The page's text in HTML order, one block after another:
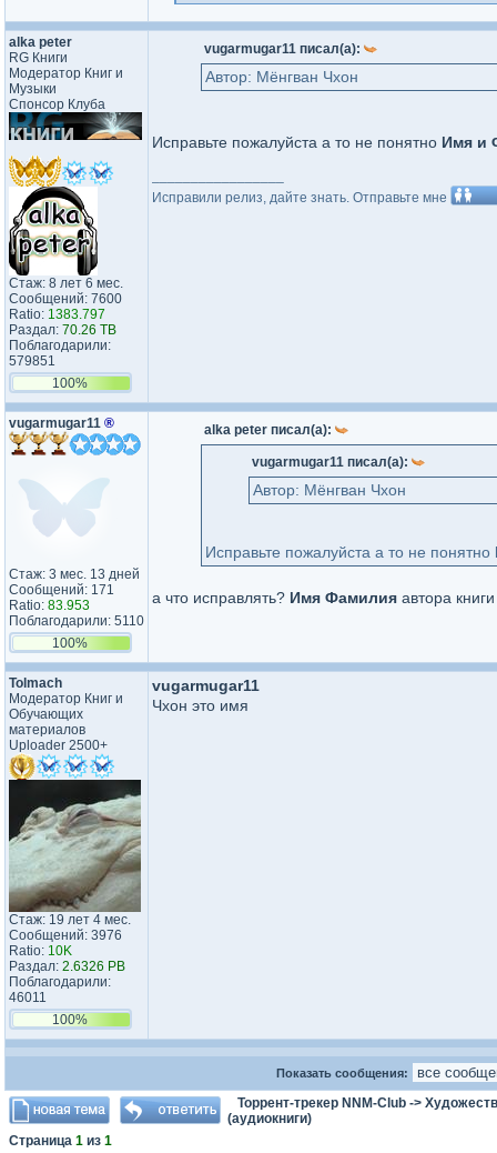
alka peter
RG Книги
Модератор Книг и
Музыки
Спонсор Клуба
Стаж: 8 лет 6 мес.
Сообщений: 7600
Ratio: 1383.797
Раздал: 70.26 TB
Поблагодарили:
579851
100%
vugarmugar11 писал(а):
Автор: Мёнгван Чхон
Исправьте пожалуйста а то не понятно Имя и
Исправили релиз, дайте знать. Отправьте мне
vugarmugar11 ®
Стаж: 3 мес. 13 дней
Сообщений: 171
Ratio: 83.953
Поблагодарили: 5110
100%
alka peter писал(а):
vugarmugar11 писал(а):
Автор: Мёнгван Чхон
Исправьте пожалуйста а то не понятно
а что исправлять? Имя Фамилия автора
Tolmach
Модератор Книг и
Обучающих
материалов
Uploader 2500+
Стаж: 19 лет 4 мес.
Сообщений: 3976
Ratio: 10K
Раздал: 2.6326 PB
Поблагодарили:
46011
100%
vugarmugar11
Чхон это имя
Показать сообщения:
Торрент-трекер NNM-Club ->
(аудиокниги)
Страница 1 из 1